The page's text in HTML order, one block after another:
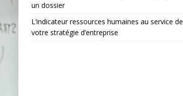
un dossier
L’indicateur ressources humaines au service de
votre stratégie d’entreprise